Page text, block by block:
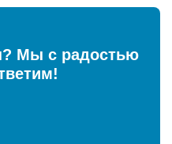
Мы с радостью